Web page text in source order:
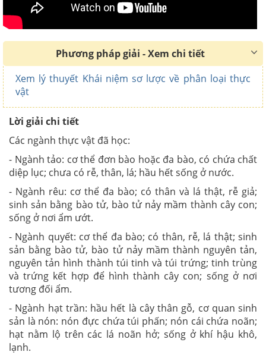
Phương pháp giải - Xem chi tiết
Xem lý thuyết Khái niệm sơ lược về phân loại thực
vật
Lời giải chi tiết
Các ngành thực vật đã học:
- Ngành tảo: cơ thể đơn bào hoặc đa bào, có chứa chất
diệp lục; chưa có rễ, thân, lá; hầu hết sống ở nước.
- Ngành rêu: cơ thể đa bào; có thân và lá thật, rễ giả;
sinh sản bằng bào tử, bào tử nảy mầm thành cây con;
sống ở nơi ẩm ướt.
- Ngành quyết: cơ thể đa bào; có thân, rễ, lá thật; sinh
sản bằng bào tử, bào tử nảy mầm thành nguyên tản,
nguyên tản hình thành túi tinh và túi trứng; tinh trùng
và trứng kết hợp để hình thành cây con; sống ở nơi
tương đối ẩm.
- Ngành hạt trần: hầu hết là cây thân gỗ, cơ quan sinh
sản là nón: nón đực chứa túi phấn; nón cái chứa noãn;
hạt nằm lộ trên các lá noãn hở; sống ở khí hậu khô,
lạnh.